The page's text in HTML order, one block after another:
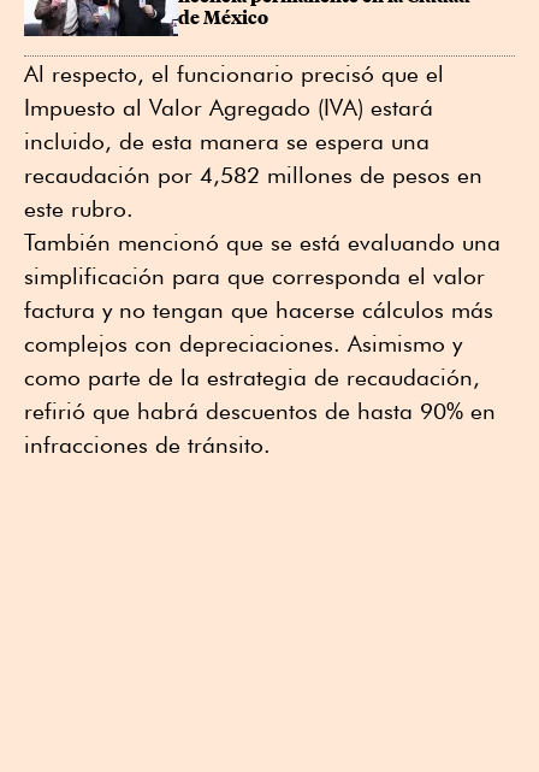
de México
Al respecto, el funcionario precisó que el
Impuesto al Valor Agregado (IVA) estará
incluido, de esta manera se espera una
recaudación por 4,582 millones de pesos en
este rubro.
También mencionó que se está evaluando una
simplificación para que corresponda el valor
factura y no tengan que hacerse cálculos más
complejos con depreciaciones. Asimismo y
como parte de la estrategia de recaudación,
refirió que habrá descuentos de hasta 90% en
infracciones de tránsito.